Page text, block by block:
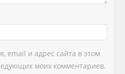
email и адрес сайта в этом
моих комментариев.